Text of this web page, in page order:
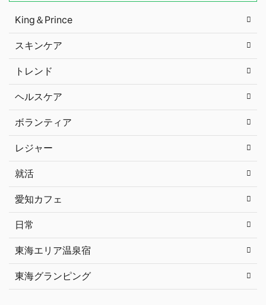
King＆Prince
スキンケア
トレンド
ヘルスケア
ボランティア
レジャー
就活
愛知カフェ
日常
東海エリア温泉宿
東海グランピング